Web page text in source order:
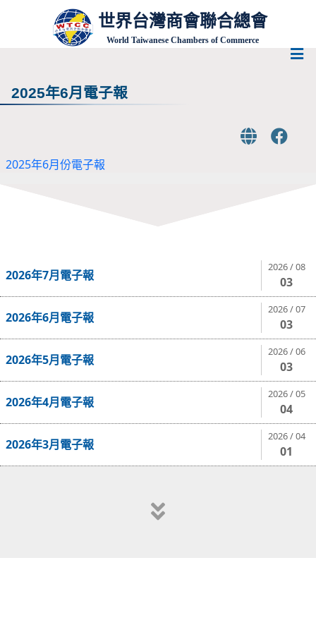
世界台灣商會聯合總會
World Taiwanese Chambers of Commerce
2025年6月電子報
2025年6月份電子報
2026年7月電子報
2026 / 08
03
2026年6月電子報
2026 / 07
03
2026年5月電子報
2026 / 06
03
2026年4月電子報
2026 / 05
04
2026年3月電子報
2026 / 04
01